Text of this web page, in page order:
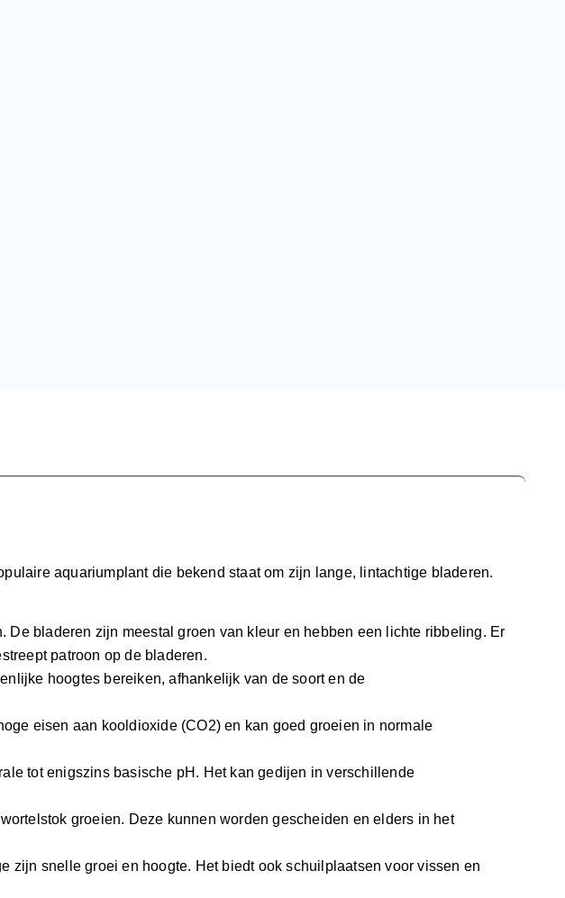
aquariumplant die bekend staat om zijn lange, lintachtige bladeren.
bladeren zijn meestal groen van kleur en hebben een lichte ribbeling. Er
patroon op de bladeren.
hoogtes bereiken, afhankelijk van de soort en de
eisen aan kooldioxide (CO2) en kan goed groeien in normale
tot enigszins basische pH. Het kan gedijen in verschillende
groeien. Deze kunnen worden gescheiden en elders in het
zijn snelle groei en hoogte. Het biedt ook schuilplaatsen voor vissen en